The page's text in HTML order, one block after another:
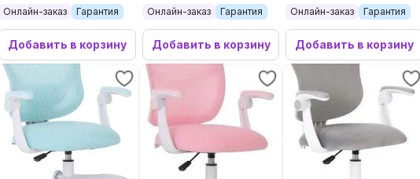
Онлайн-заказ Гарантия
Добавить в корзину
Онлайн-заказ Гарантия
Добавить в корзину
Онлайн-заказ Гарантия
Добавить в корзину